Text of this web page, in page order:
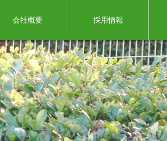
会社概要 採用情報